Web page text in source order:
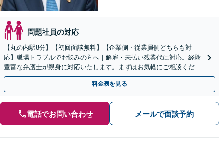
問題社員の対応
【丸の内駅8分】【初回面談無料】【企業側・従業員側どちらも対
応】職場トラブルでお悩みの方へ｜解雇・未払い残業代に対応。経験
豊富な弁護士が親身に対応いたします。まずはお気軽にご相談くださ
い。【土日・電話相談対応可】
料金表を見る
電話でお問い合わせ メールで面談予約